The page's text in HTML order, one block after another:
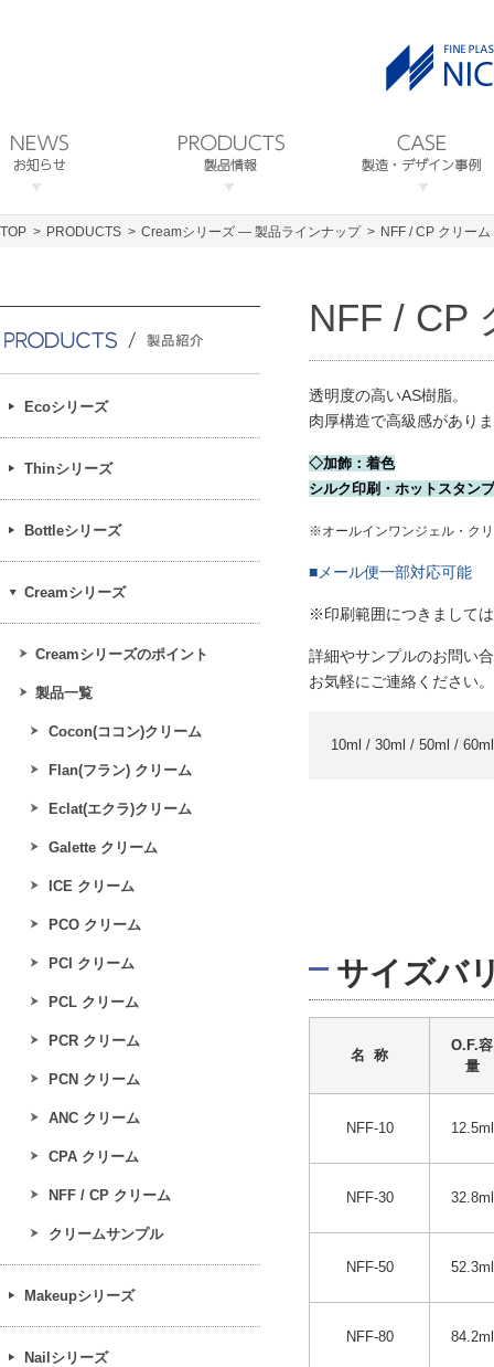
TOP PRODUCTS Creamシリーズ ― 製品ラインナップ NFF / CP クリーム
NFF / CP
透明度の高いAS樹脂。
肉厚構造で高級感があり
◇加飾：着色
シルク印刷・ホットスタン
※オールインワンジェル・ク
■メール便一部対応可能
※印刷範囲につきまして
詳細やサンプルのお問い
お気軽にご連絡ください。
10ml / 30ml / 50ml /
サイズバ
名 称
O.F.容
量
NFF-10 12.5ml
NFF-30 32.8ml
NFF-50 52.3ml
NFF-80 84.2ml
Ecoシリーズ
Thinシリーズ
Bottleシリーズ
Creamシリーズ
Creamシリーズのポイント
製品一覧
Cocon(ココン)クリーム
Flan(フラン) クリーム
Eclat(エクラ)クリーム
Galette クリーム
ICE クリーム
PCO クリーム
PCI クリーム
PCL クリーム
PCR クリーム
PCN クリーム
ANC クリーム
CPA クリーム
NFF / CP クリーム
クリームサンプル
Makeupシリーズ
Nailシリーズ